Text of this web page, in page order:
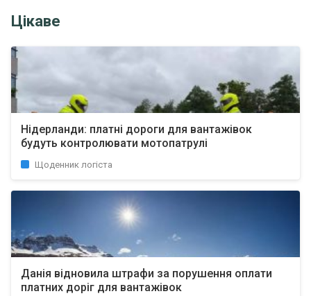
Цікаве
Нідерланди: платні дороги для вантажівок
будуть контролювати мотопатрулі
Щоденник логіста
Данія відновила штрафи за порушення оплати
платних доріг для вантажівок